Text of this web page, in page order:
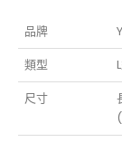
品牌
類型
尺寸